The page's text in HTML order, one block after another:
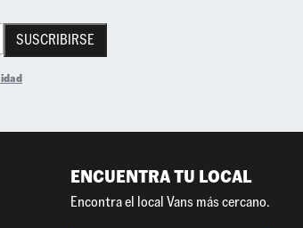
SUSCRIBIRSE
ENCUENTRA TU LOCAL
Encontra el local Vans más cercano.